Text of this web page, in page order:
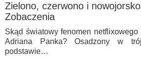
Zielono, czerwono i
Zobaczenia
Skąd światowy fenomen netflixowego
Adriana Panka? Osadzony w
podstawie…